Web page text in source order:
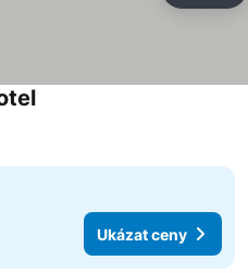
Ukázat ceny